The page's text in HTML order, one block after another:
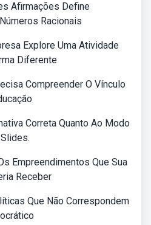
Afirmações Define
Racionais
Explore Uma Atividade
Diferente
Compreender O Vínculo
Correta Quanto Ao Modo
Empreendimentos Que Sua
Receber
Que Não Correspondem